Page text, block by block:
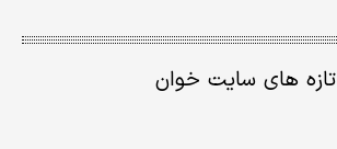
تازه های سایت خوان